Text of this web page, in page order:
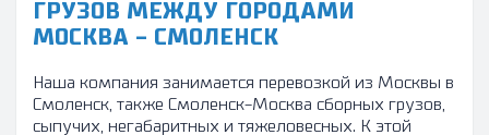
ГРУЗОВ МЕЖДУ ГОРОДАМИ
МОСКВА - СМОЛЕНСК
Наша компания занимается перевозкой из Москвы в
Смоленск, также Смоленск-Москва сборных грузов,
сыпучих, негабаритных и тяжеловесных. К этой